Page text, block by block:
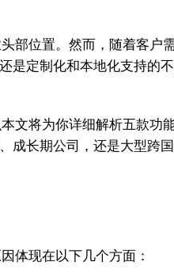
部位置。然而，随着客户
定制化和本地化支持的
文将为你详细解析五款功
成长期公司，还是大型跨
体现在以下几个方面：